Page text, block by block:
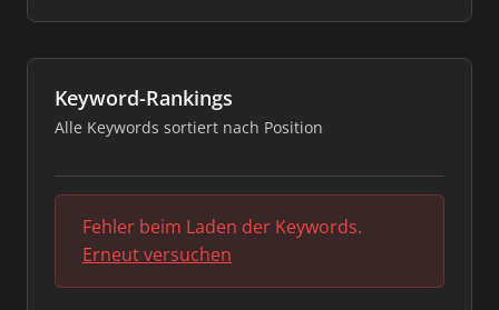
Keyword-Rankings
Alle Keywords sortiert nach Position
Fehler beim Laden der Keywords.
Erneut versuchen